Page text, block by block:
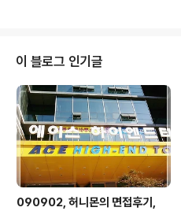
이 블로그 인기글
090902, 허니몬의 면접후기,